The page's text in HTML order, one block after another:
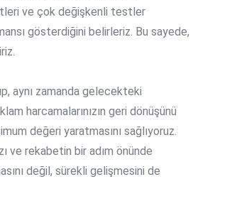
ve çok değişkenli testler
gösterdiğini belirleriz. Bu sayede,
aynı zamanda gelecekteki
harcamalarınızın geri dönüşünü
değeri yaratmasını sağlıyoruz.
ve rekabetin bir adım önünde
değil, sürekli gelişmesini de